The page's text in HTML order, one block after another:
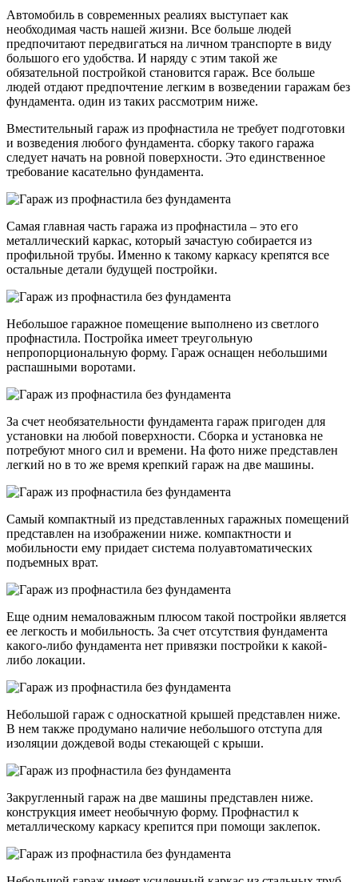
Автомобиль в современных реалиях выступает как
необходимая часть нашей жизни. Все больше людей
предпочитают передвигаться на личном транспорте в виду
большого его удобства. И наряду с этим такой же
обязательной постройкой становится гараж. Все больше
людей отдают предпочтение легким в возведении гаражам без
фундамента. один из таких рассмотрим ниже.
Вместительный гараж из профнастила не требует подготовки
и возведения любого фундамента. сборку такого гаража
следует начать на ровной поверхности. Это единственное
требование касательно фундамента.
Самая главная часть гаража из профнастила – это его
металлический каркас, который зачастую собирается из
профильной трубы. Именно к такому каркасу крепятся все
остальные детали будущей постройки.
Небольшое гаражное помещение выполнено из светлого
профнастила. Постройка имеет треугольную
непропорциональную форму. Гараж оснащен небольшими
распашными воротами.
За счет необязательности фундамента гараж пригоден для
установки на любой поверхности. Сборка и установка не
потребуют много сил и времени. На фото ниже представлен
легкий но в то же время крепкий гараж на две машины.
Самый компактный из представленных гаражных помещений
представлен на изображении ниже. компактности и
мобильности ему придает система полуавтоматических
подъемных врат.
Еще одним немаловажным плюсом такой постройки является
ее легкость и мобильность. За счет отсутствия фундамента
какого-либо фундамента нет привязки постройки к какой-
либо локации.
Небольшой гараж с односкатной крышей представлен ниже.
В нем также продумано наличие небольшого отступа для
изоляции дождевой воды стекающей с крыши.
Закругленный гараж на две машины представлен ниже.
конструкция имеет необычную форму. Профнастил к
металлическому каркасу крепится при помощи заклепок.